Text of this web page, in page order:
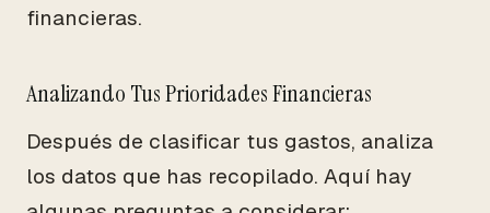
financieras.
Analizando Tus Prioridades Financieras
Después de clasificar tus gastos, analiza
los datos que has recopilado. Aquí hay